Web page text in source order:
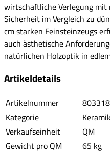
wirtschaftliche Verlegung
Sicherheit im Vergleich zu
cm starken Feinsteinzeugs
auch ästhetische
natürlichen Holzoptik in
Artikeldetails
Artikelnummer
Kategorie
Verkaufseinheit
QM
Gewicht pro QM
65 kg